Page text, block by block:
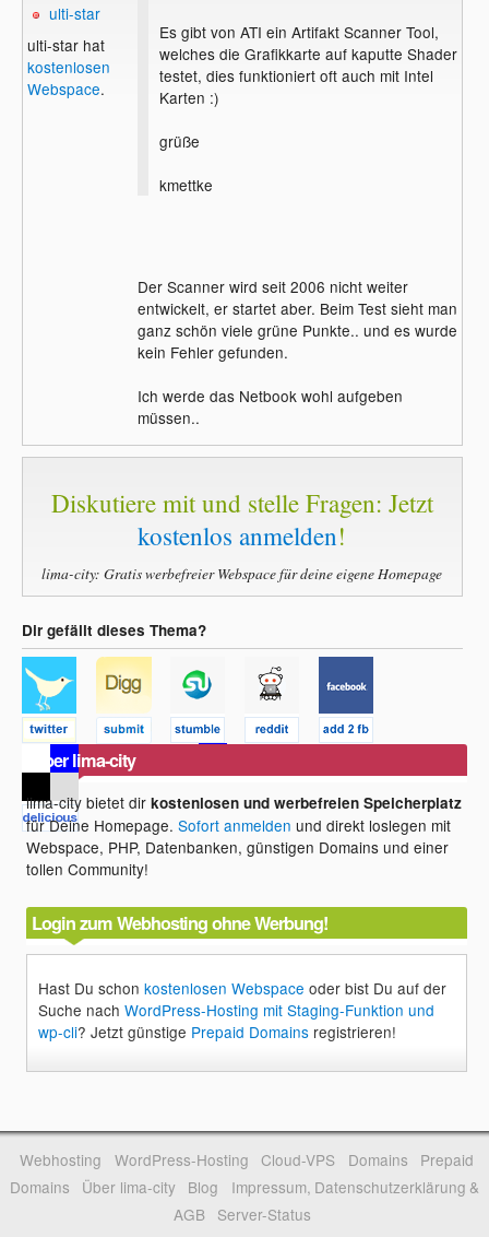
ulti-star
ulti-star hat
kostenlosen
Webspace.
Es gibt von ATI ein Artifakt Scanner Tool,
welches die Grafikkarte auf kaputte Shader
testet, dies funktioniert oft auch mit Intel
Karten :)
grüße
kmettke
Der Scanner wird seit 2006 nicht weiter
entwickelt, er startet aber. Beim Test sieht man
ganz schön viele grüne Punkte.. und es wurde
kein Fehler gefunden.
Ich werde das Netbook wohl aufgeben
müssen..
Diskutiere mit und stelle Fragen: Jetzt
kostenlos anmelden!
lima-city: Gratis werbefreier Webspace für deine eigene Homepage
Dir gefällt dieses Thema?
Über lima-city
lima-city bietet dirkostenlosen und werbefreien Speicherplatz
für Deine Homepage.Sofort anmelden und direkt loslegen mit
Webspace, PHP, Datenbanken, günstigen Domains und einer
tollen Community!
Login zum Webhosting ohne Werbung!
Hast Du schonkostenlosen Webspace oder bist Du auf der
Suche nachWordPress-Hosting mit Staging-Funktion und
wp-cli? Jetzt günstige Prepaid Domains registrieren!
Webhosting WordPress-Hosting Cloud-VPS Domains
Prepaid
Domains
Über lima-city Blog
Impressum, Datenschutzerklärung &
AGB
Server-Status